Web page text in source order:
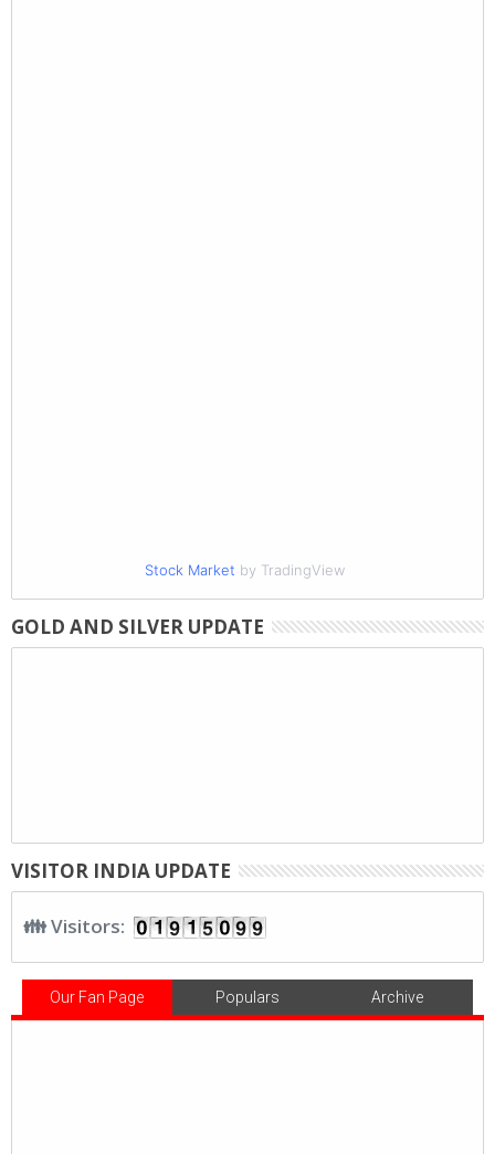
Stock Market by TradingView
GOLD AND SILVER UPDATE
VISITOR INDIA UPDATE
👪 Visitors:
Our Fan Page Populars Archive